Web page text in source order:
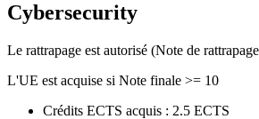
Cybersecurity
Le rattrapage est autorisé (Note de
L'UE est acquise si Note finale >= 10
Crédits ECTS acquis : 2.5 ECTS